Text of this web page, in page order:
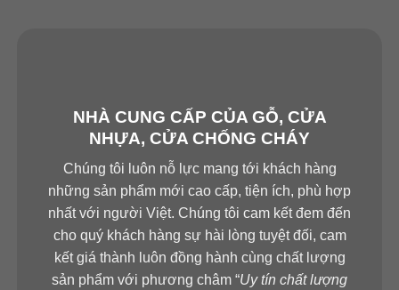
NHÀ CUNG CẤP CỦA GỖ, CỬA
NHỰA, CỬA CHỐNG CHÁY
Chúng tôi luôn nỗ lực mang tới khách hàng
những sản phẩm mới cao cấp, tiện ích, phù hợp
nhất với người Việt. Chúng tôi cam kết đem đến
cho quý khách hàng sự hài lòng tuyệt đối, cam
kết giá thành luôn đồng hành cùng chất lượng
sản phẩm với phương châm “Uy tín chất lượng